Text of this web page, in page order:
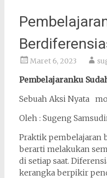
Maret 6, 2023
Pembelajaranku
Sebuah Aksi Nyata
Oleh : Sugeng
Praktik pembelajaran
berarti melakukan
di setiap saat.
kerangka berpikir